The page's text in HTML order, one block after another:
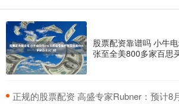
股票配资靠谱吗 小牛
张至全美800多家百思
正规的股票配资 高盛专家Rubner：预计8